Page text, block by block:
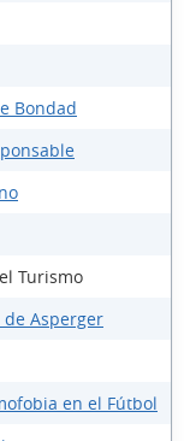
Bondad
Turismo
Asperger
en el Fútbol